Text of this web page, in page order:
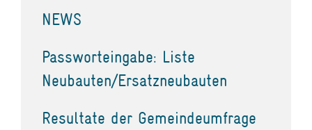
NEWS
Passworteingabe: Liste
Neubauten/Ersatzneubauten
Resultate der Gemeindeumfrage